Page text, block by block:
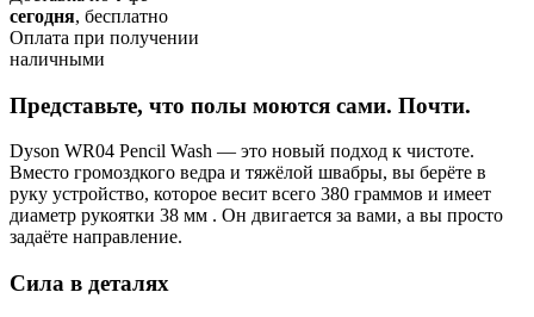
сегодня, бесплатно
Оплата при получении
наличными
Представьте, что полы моются сами. Почти.
Dyson WR04 Pencil Wash — это новый подход к чистоте.
Вместо громоздкого ведра и тяжёлой швабры, вы берёте в
руку устройство, которое весит всего 380 граммов и имеет
диаметр рукоятки 38 мм . Он двигается за вами, а вы просто
задаёте направление.
Сила в деталях